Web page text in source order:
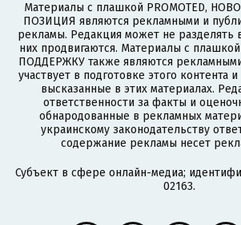
Материалы с плашкой PROMOTED,
ПОЗИЦИЯ являются рекламными и
рекламы. Редакция может не разделять
них продвигаются. Материалы с
ПОДДЕРЖКУ также являются
участвует в подготовке этого контента
высказанные в этих материалах.
ответственности за факты и
обнародованные в рекламных
украинскому законодательству
содержание рекламы несет
Субъект в сфере онлайн-медиа;
02163.